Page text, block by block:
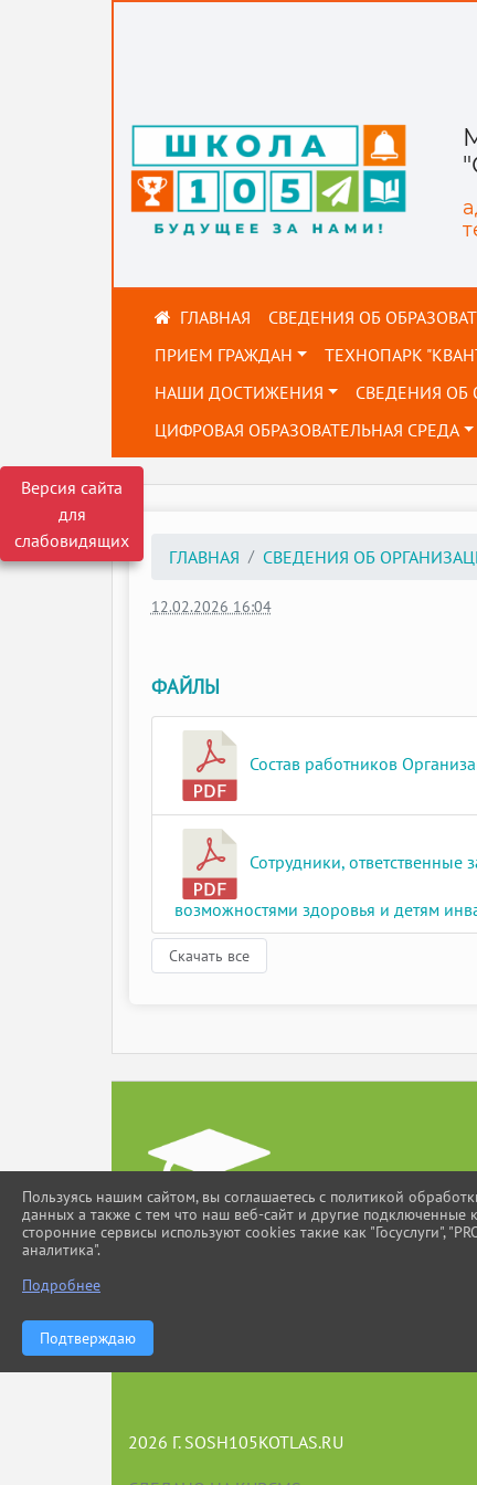
Версия сайта
для
слабовидящих
СВЕДЕНИЯ ОБ
ПРИЕМ ГРАЖДАН
ТЕХНОПАРК
НАШИ ДОСТИЖЕНИЯ
СВЕДЕНИЯ ОБ
ЦИФРОВАЯ ОБРАЗОВАТЕЛЬНАЯ СРЕДА
ГЛАВНАЯ СВЕДЕНИЯ ОБ
12.02.2026 16:04
ФАЙЛЫ
Состав работников
Сотрудники,
возможностями здоровья и детям
Скачать все
ИЗВЛЕЧЕНИЕ
2026 Г. SOSH105KOTLAS.RU
Пользуясь нашим сайтом, вы соглашаетесь с политикой
данных а также с тем что наш веб-сайт и другие подключенные
сторонние сервисы используют cookies такие как "Госуслуги",
аналитика".
Подробнее
Подтверждаю